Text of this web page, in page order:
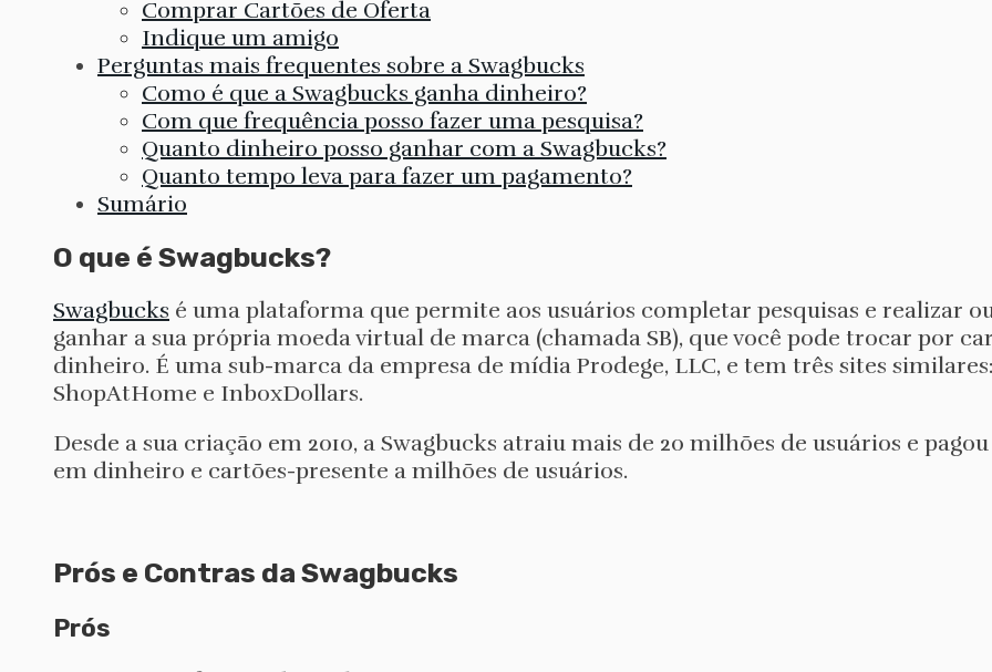
Comprar Cartões de Oferta
Indique um amigo
Perguntas mais frequentes sobre a Swagbucks
Como é que a Swagbucks ganha dinheiro?
Com que frequência posso fazer uma pesquisa?
Quanto dinheiro posso ganhar com a Swagbucks?
Quanto tempo leva para fazer um pagamento?
Sumário
O que é Swagbucks?
Swagbucks é uma plataforma que permite aos usuários completar pesquisas e realizar
ganhar a sua própria moeda virtual de marca (chamada SB), que você pode trocar por
dinheiro. É uma sub-marca da empresa de mídia Prodege, LLC, e tem três sites
ShopAtHome e InboxDollars.
Desde a sua criação em 2010, a Swagbucks atraiu mais de 20 milhões de usuários e
em dinheiro e cartões-presente a milhões de usuários.
Prós e Contras da Swagbucks
Prós